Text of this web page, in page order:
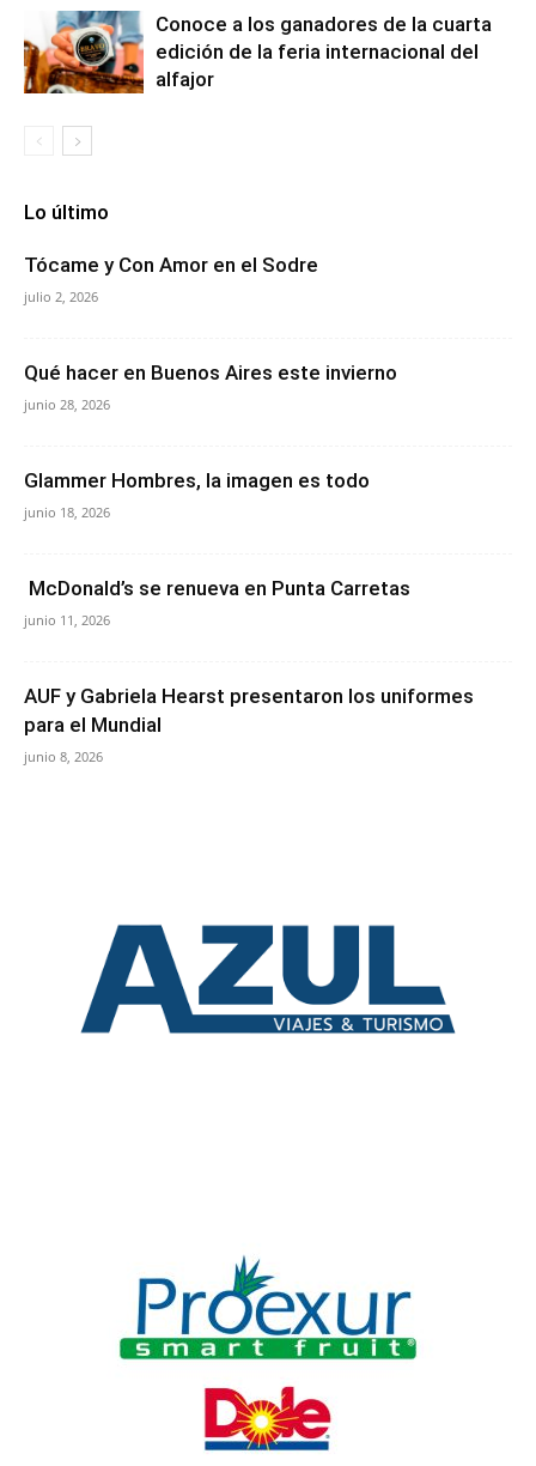
Conoce a los ganadores de la cuarta
edición de la feria internacional del
alfajor
Lo último
Tócame y Con Amor en el Sodre
julio 2, 2026
Qué hacer en Buenos Aires este invierno
junio 28, 2026
Glammer Hombres, la imagen es todo
junio 18, 2026
McDonald’s se renueva en Punta Carretas
junio 11, 2026
AUF y Gabriela Hearst presentaron los uniformes
para el Mundial
junio 8, 2026